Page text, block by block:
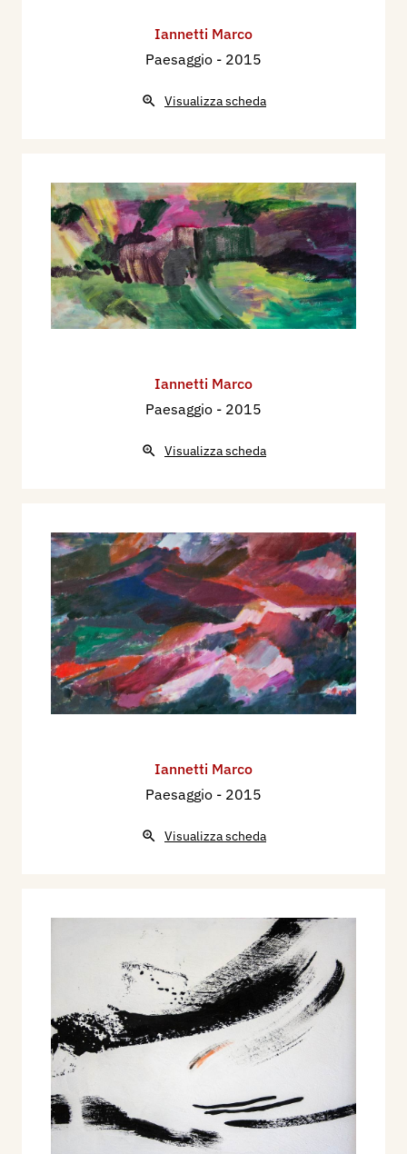
Iannetti Marco
Paesaggio - 2015
Visualizza scheda
Iannetti Marco
Paesaggio - 2015
Visualizza scheda
Iannetti Marco
Paesaggio - 2015
Visualizza scheda